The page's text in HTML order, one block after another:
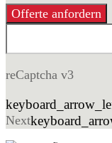
Offerte anfordern
reCaptcha v3
Next